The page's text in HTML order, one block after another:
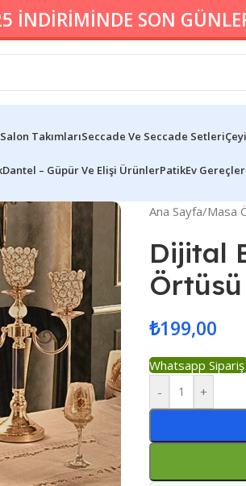
İNDİRİMİNDE SON
TakımlarıSeccade Ve Seccade Setleri
Dantel – Güpür Ve Elişi ÜrünlerPatikEv
Ana Sayfa/Masa
Dijital
₺199,00
Whatsapp
-
+